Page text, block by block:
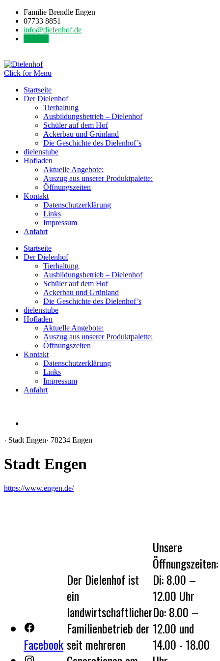
Familie Brendle Engen
07733 8851
info@dielenhof.de
Click for Menu
Startseite
Der Dielenhof
Tierhaltung
Ausbildungsbetrieb – Dielenhof
Schüler auf dem Hof
Ackerbau und Grünland
Die Geschichte des Dielenhof’s
dielenstube
Hofladen
Aktuelle Angebote:
Auszug aus unserer Produktpalette:
Öffnungszeiten
Kontakt
Datenschutzerklärung
Links
Impressum
Anfahrt
Startseite
Der Dielenhof
Tierhaltung
Ausbildungsbetrieb – Dielenhof
Schüler auf dem Hof
Ackerbau und Grünland
Die Geschichte des Dielenhof’s
dielenstube
Hofladen
Aktuelle Angebote:
Auszug aus unserer Produktpalette:
Öffnungszeiten
Kontakt
Datenschutzerklärung
Links
Impressum
Anfahrt
· Stadt Engen· 78234 Engen
Stadt Engen
https://www.engen.de/
Facebook
Der Dielenhof ist
ein
landwirtschaftlicher
Familienbetrieb der
seit mehreren
Unsere
Öffnungszeiten:
Di: 8.00 –
12.00 Uhr
Do: 8.00 –
12.00 und
14.00 - 18.00